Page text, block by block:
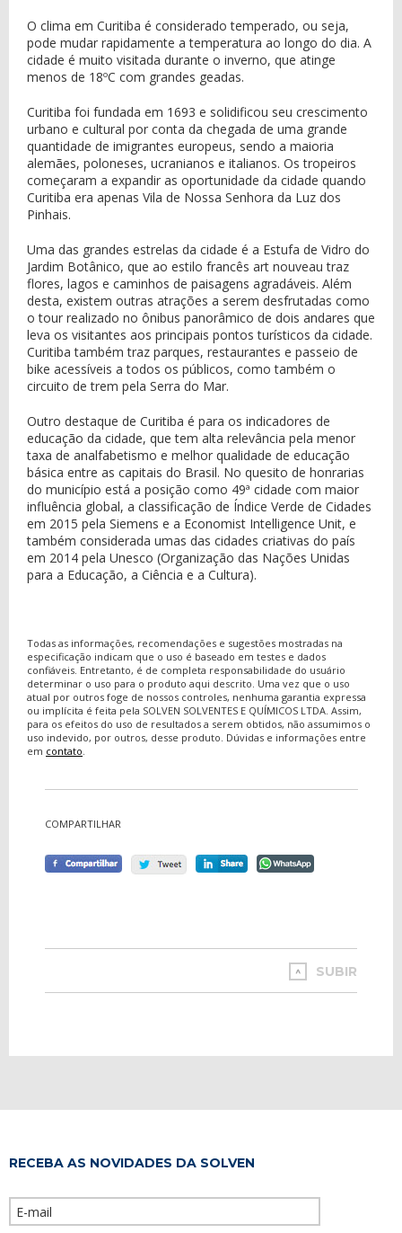
O clima em Curitiba é considerado temperado, ou seja,
pode mudar rapidamente a temperatura ao longo do dia. A
cidade é muito visitada durante o inverno, que atinge
menos de 18ºC com grandes geadas.
Curitiba foi fundada em 1693 e solidificou seu crescimento
urbano e cultural por conta da chegada de uma grande
quantidade de imigrantes europeus, sendo a maioria
alemães, poloneses, ucranianos e italianos. Os tropeiros
começaram a expandir as oportunidade da cidade quando
Curitiba era apenas Vila de Nossa Senhora da Luz dos
Pinhais.
Uma das grandes estrelas da cidade é a Estufa de Vidro do
Jardim Botânico, que ao estilo francês art nouveau traz
flores, lagos e caminhos de paisagens agradáveis. Além
desta, existem outras atrações a serem desfrutadas como
o tour realizado no ônibus panorâmico de dois andares que
leva os visitantes aos principais pontos turísticos da cidade.
Curitiba também traz parques, restaurantes e passeio de
bike acessíveis a todos os públicos, como também o
circuito de trem pela Serra do Mar.
Outro destaque de Curitiba é para os indicadores de
educação da cidade, que tem alta relevância pela menor
taxa de analfabetismo e melhor qualidade de educação
básica entre as capitais do Brasil. No quesito de honrarias
do município está a posição como 49ª cidade com maior
influência global, a classificação de Índice Verde de Cidades
em 2015 pela Siemens e a Economist Intelligence Unit, e
também considerada umas das cidades criativas do país
em 2014 pela Unesco (Organização das Nações Unidas
para a Educação, a Ciência e a Cultura).
Todas as informações, recomendações e sugestões mostradas na
especificação indicam que o uso é baseado em testes e dados
confiáveis. Entretanto, é de completa responsabilidade do usuário
determinar o uso para o produto aqui descrito. Uma vez que o uso
atual por outros foge de nossos controles, nenhuma garantia expressa
ou implícita é feita pela SOLVEN SOLVENTES E QUÍMICOS LTDA. Assim,
para os efeitos do uso de resultados a serem obtidos, não assumimos o
uso indevido, por outros, desse produto. Dúvidas e informações entre
em contato.
COMPARTILHAR
SUBIR
RECEBA AS NOVIDADES DA SOLVEN
Please leave